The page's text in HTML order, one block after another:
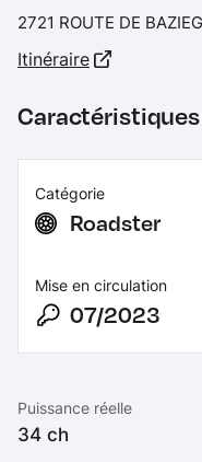
2721 ROUTE DE
Itinéraire
Catégorie
Roadster
Mise en circulation
07/2023
Puissance réelle
34 ch